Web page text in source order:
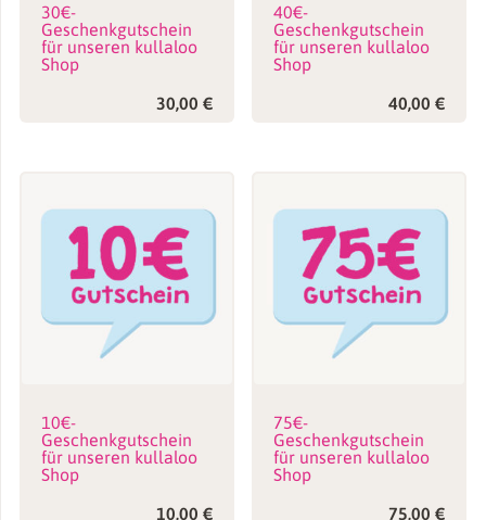
30€-
Geschenkgutschein
für unseren kullaloo
Shop
30,00 €
40€-
Geschenkgutschein
für unseren kullaloo
Shop
40,00€
10€-
Geschenkgutschein
für unseren kullaloo
Shop
10,00 €
75€-
Geschenkgutschein
für unseren kullaloo
Shop
75,00€